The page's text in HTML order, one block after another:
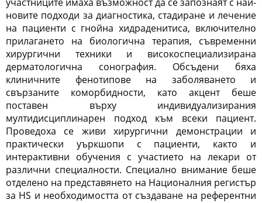
новите подходи за диагностика, стадиране и лечение
на пациенти с гнойна хидраденитиса, включително
прилагането на биологична терапия, съвременни
хирургични техники и високоспециализирана
дерматологична сонография. Обсъдени бяха
клиничните фенотипове на заболяването и
свързаните коморбидности, като акцент беше
поставен върху индивидуализирания
мултидисциплинарен подход към всеки пациент.
Проведоха се живи хирургични демонстрации и
практически уъркшопи с пациенти, както и
интерактивни обучения с участието на лекари от
различни специалности. Специално внимание беше
отделено на представянето на Националния регистър
за HS и необходимостта от създаване на референтни